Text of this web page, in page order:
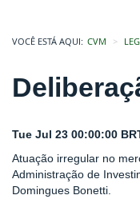
VOCÊ ESTÁ AQUI: CVM
Tue Jul 23 00:00:00
Atuação irregular no
Administração de
Domingues Bonetti.